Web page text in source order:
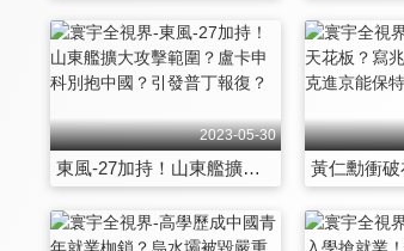
2023-05-30
東風-27加持！山東艦擴大攻擊範圍？盧卡申科別抱中國？引發普丁報復？